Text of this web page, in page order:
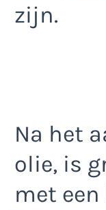
zijn.
Na het
olie, is
met